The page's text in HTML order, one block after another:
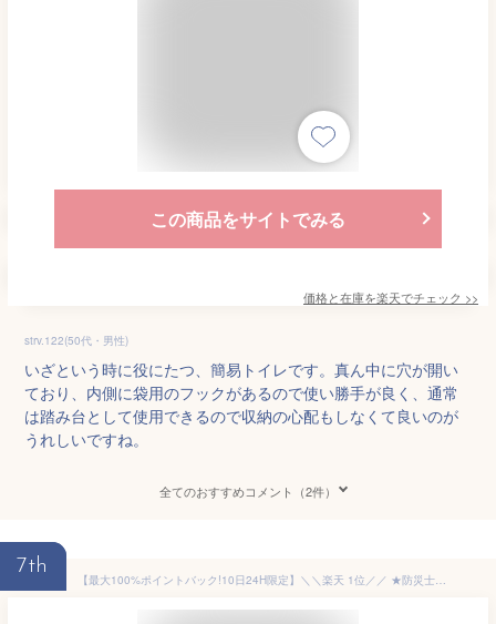
この商品をサイトでみる
価格と在庫を楽天でチェック >>
strv.122(50代・男性)
いざという時に役にたつ、簡易トイレです。真ん中に穴が開い
ており、内側に袋用のフックがあるので使い勝手が良く、通常
は踏み台として使用できるので収納の心配もしなくて良いのが
うれしいですね。
全てのおすすめコメント（2件）
7th
【最大100%ポイントバック!10日24H限定】＼＼楽天 1位／／ ★防災士推奨★ 簡易トイレ 非常用トイレ ポータブルトイレ 防災グッズ 凝固剤付・無し 2タイプ 排便袋付 12回分 防災トイレ 折りたたみ 持ち運び 携帯トイレ 耐荷重100kg 災害用トイレ 災害時